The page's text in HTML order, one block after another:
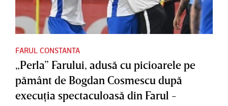
FARUL CONSTANTA
„Perla” Farului, adusă cu picioarele pe
pământ de Bogdan Cosmescu după
execuţia spectaculoasă din Farul -